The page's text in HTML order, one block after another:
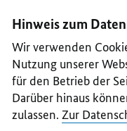
II
III
IV
V
Hinweis zum
Wir verwenden
Nutzung unserer
für den Betrieb der
Darüber hinaus
zulassen. Zur